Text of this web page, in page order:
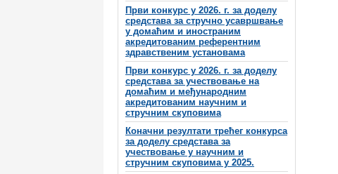
Први конкурс у 2026. г. за доделу
средстава за стручно усавршвање
у домаћим и иностраним
акредитованим референтним
здравственим установама
Први конкурс у 2026. г. за доделу
средстава за учествовање на
домаћим и међународним
акредитованим научним и
стручним скуповима
Коначни резултати трећег конкурса
за доделу средстава за
учествовање у научним и
стручним скуповима у 2025.